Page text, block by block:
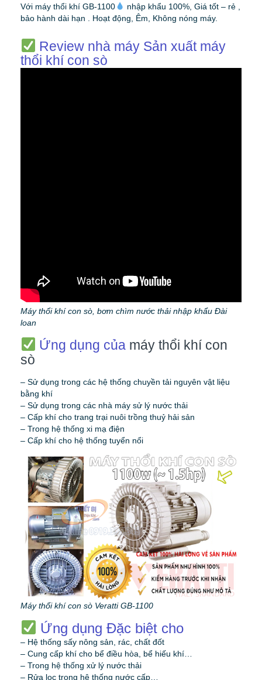
Với máy thổi khí GB-1100
nhập khẩu 100%, Giá tốt – rẻ ,
bảo hành dài hạn . Hoạt động, Êm, Không nóng máy.
Review nhà máy Sản xuất máy
thổi khí con sò
Máy thổi khí con sò, bơm chìm nước thải nhập khẩu Đài
loan
Ứng dụng của máy thổi khí con
sò
– Sử dụng trong các hệ thống chuyền tải nguyên vật liệu
bằng khí
– Sử dụng trong các nhà máy sử lý nước thải
– Cấp khí cho trang trại nuôi trồng thuỷ hải sản
– Trong hệ thống xi mạ điện
– Cấp khí cho hệ thống tuyển nổi
Máy thổi khí con sò Veratti GB-1100
Ứng dụng Đặc biệt cho
– Hệ thống sấy nông sản, rác, chất đốt
– Cung cấp khí cho bể điều hòa, bể hiếu khí…
– Trong hệ thống xử lý nước thải
– Rửa lọc trong hệ thống nước cấp…